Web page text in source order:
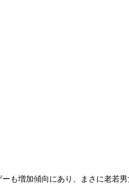
も増加傾向にあり、まさに老若